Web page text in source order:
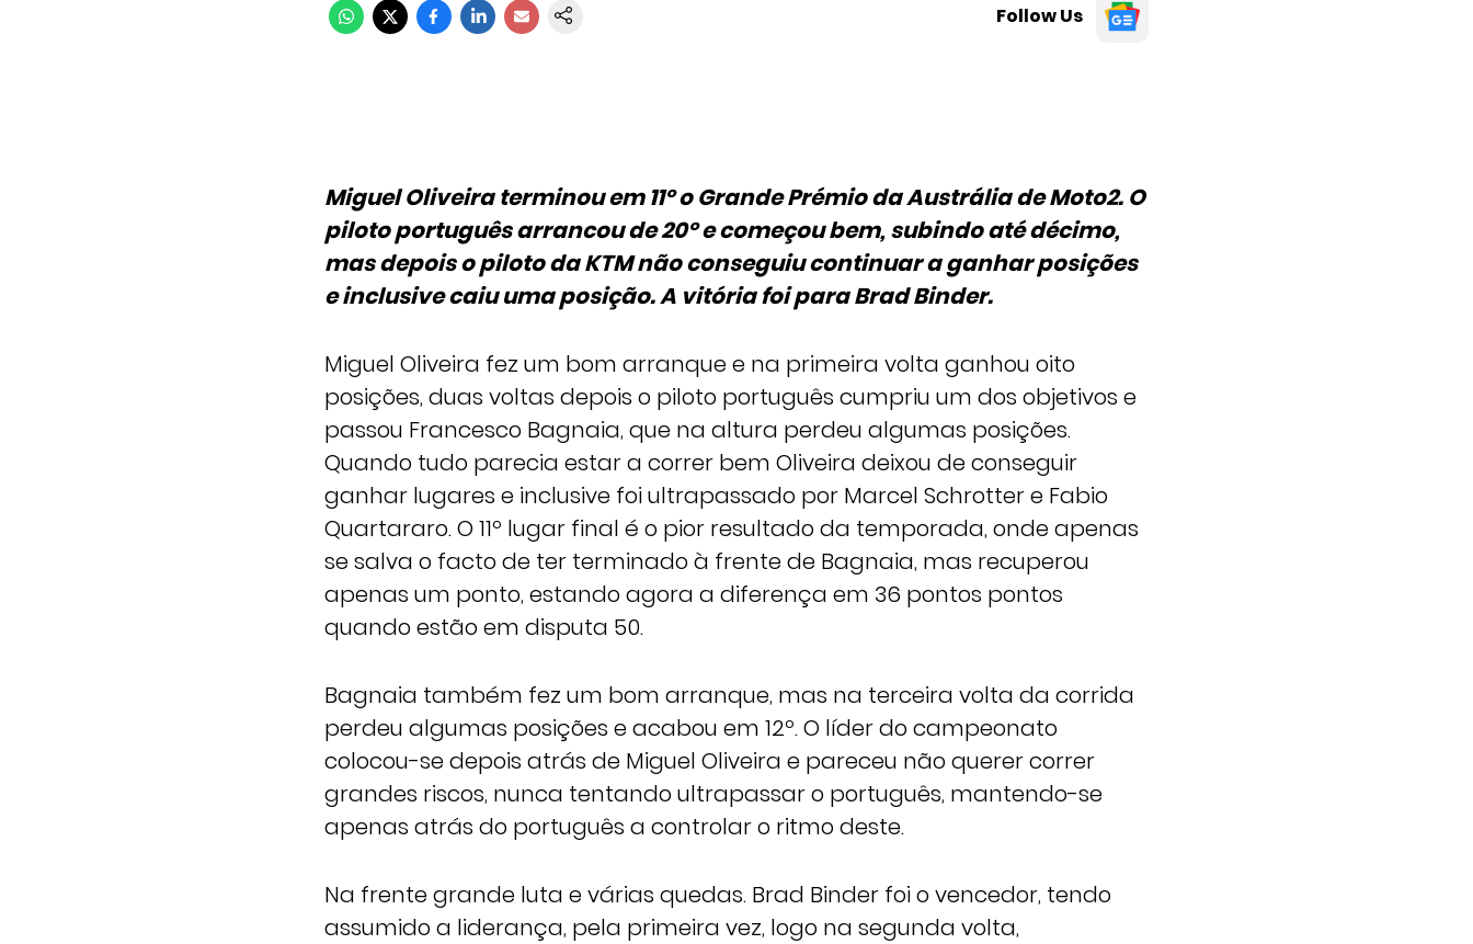
Follow Us
Miguel Oliveira terminou em 11º o Grande Prémio da Austrália de Moto2. O
piloto português arrancou de 20º e começou bem, subindo até décimo,
mas depois o piloto da KTM não conseguiu continuar a ganhar posições
e inclusive caiu uma posição. A vitória foi para Brad Binder.
Miguel Oliveira fez um bom arranque e na primeira volta ganhou oito
posições, duas voltas depois o piloto português cumpriu um dos objetivos e
passou Francesco Bagnaia, que na altura perdeu algumas posições.
Quando tudo parecia estar a correr bem Oliveira deixou de conseguir
ganhar lugares e inclusive foi ultrapassado por Marcel Schrotter e Fabio
Quartararo. O 11º lugar final é o pior resultado da temporada, onde apenas
se salva o facto de ter terminado à frente de Bagnaia, mas recuperou
apenas um ponto, estando agora a diferença em 36 pontos pontos
quando estão em disputa 50.
Bagnaia também fez um bom arranque, mas na terceira volta da corrida
perdeu algumas posições e acabou em 12º. O líder do campeonato
colocou-se depois atrás de Miguel Oliveira e pareceu não querer correr
grandes riscos, nunca tentando ultrapassar o português, mantendo-se
apenas atrás do português a controlar o ritmo deste.
Na frente grande luta e várias quedas. Brad Binder foi o vencedor, tendo
assumido a liderança, pela primeira vez, logo na segunda volta,